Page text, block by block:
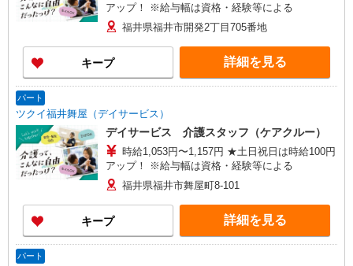
アップ！ ※給与幅は資格・経験等による
福井県福井市開発2丁目705番地
キープ 詳細を見る
パート
ツクイ福井舞屋（デイサービス）
デイサービス 介護スタッフ（ケアクルー）
時給1,053円〜1,157円 ★土日祝日は時給100円
アップ！ ※給与幅は資格・経験等による
福井県福井市舞屋町8-101
キープ 詳細を見る
パート